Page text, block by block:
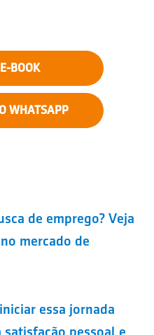
BOOK
WHATSAPP
de emprego? Veja
mercado de
essa jornada
pessoal e